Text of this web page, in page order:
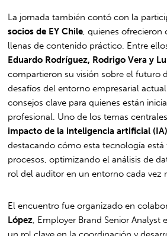
La jornada también contó con la
socios de EY Chile , quienes
llenas de contenido práctico. Entre
Eduardo Rodríguez, Rodrigo Vera y
compartieron su visión sobre el futuro
desafíos del entorno empresarial
consejos clave para quienes están
profesional. Uno de los temas
impacto de la inteligencia artificial (IA)
destacando cómo esta tecnología
procesos, optimizando el análisis de
rol del auditor en un entorno cada vez
El encuentro fue organizado en
López , Employer Brand Senior